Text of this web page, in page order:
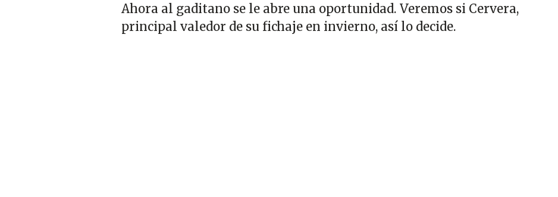
Ahora al gaditano se le abre una oportunidad. Veremos si Cervera,
principal valedor de su fichaje en invierno, así lo decide.